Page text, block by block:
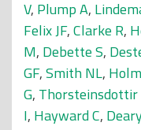
V, Plump A,
Felix JF,Clarke R,
M, Debette S,
GF,Smith NL,
G, Thorsteinsdottir
I, Hayward C,